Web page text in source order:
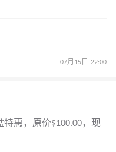
07月15日 22:00
特惠，原价$100.00，现